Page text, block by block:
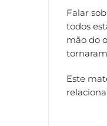
Falar
todos
mão do
Este